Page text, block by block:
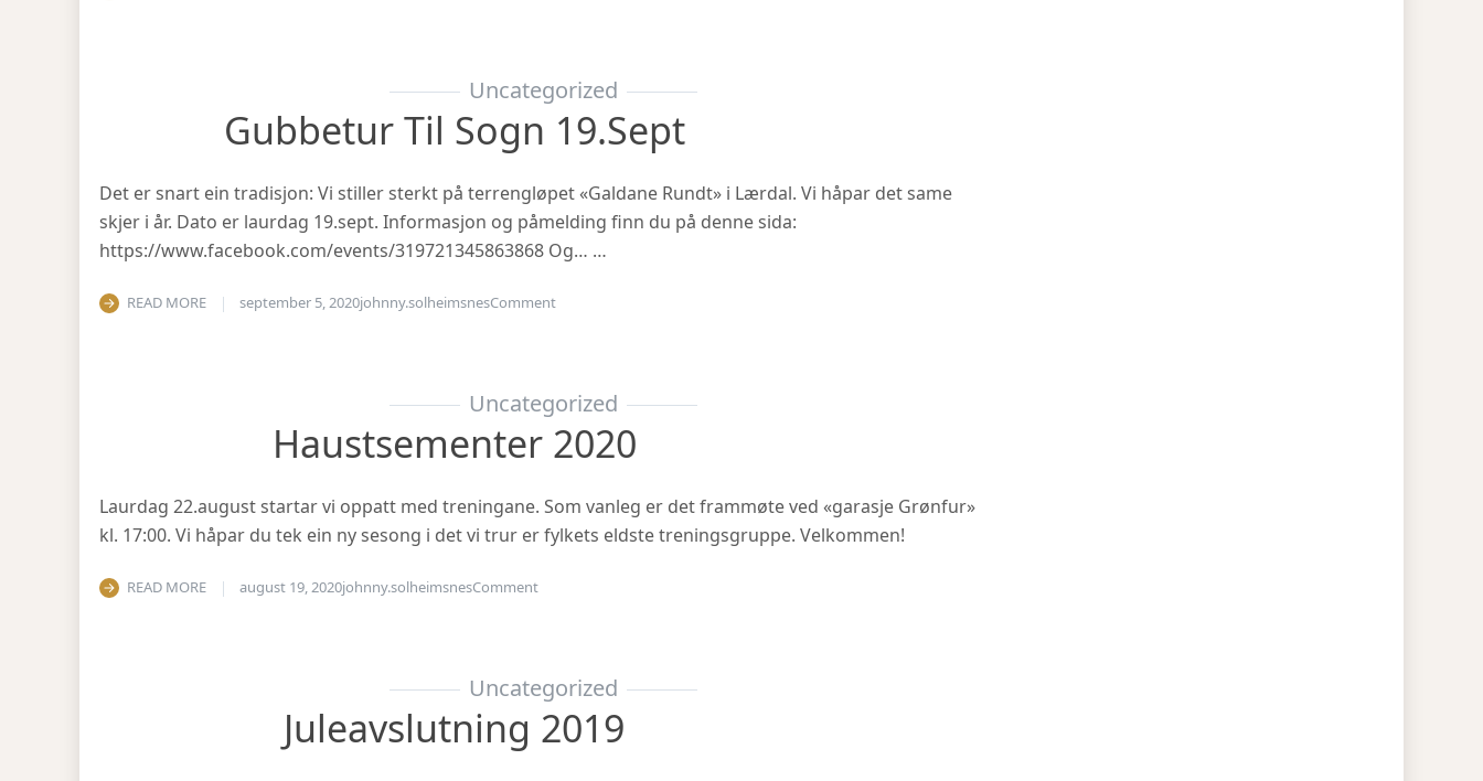
Uncategorized
Gubbetur Til Sogn 19.sept
Det er snart ein tradisjon: Vi stiller sterkt på terrengløpet «Galdane Rundt» i Lærdal. Vi håpar det same
skjer i år. Dato er laurdag 19.sept. Informasjon og påmelding finn du på denne sida:
https://www.facebook.com/events/319721345863868 Og… …
READ MORE september 5, 2020johnny.solheimsnesCommenton Gubbetur til Sogn 19.sept
Uncategorized
Haustsementer 2020
Laurdag 22.august startar vi oppatt med treningane. Som vanleg er det frammøte ved «garasje Grønfur»
kl. 17:00. Vi håpar du tek ein ny sesong i det vi trur er fylkets eldste treningsgruppe. Velkommen!
READ MORE august 19, 2020johnny.solheimsnesCommenton Haustsementer 2020
Uncategorized
Juleavslutning 2019